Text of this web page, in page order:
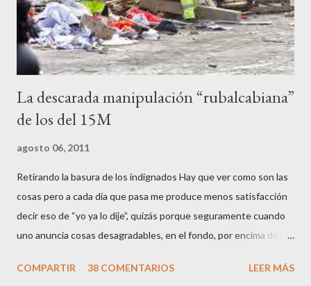
los que no fuman ni tabaco, n...
La descarada manipulación “rubalcabiana”
de los del 15M
agosto 06, 2011
Retirando la basura de los indignados Hay que ver como son las
cosas pero a cada día que pasa me produce menos satisfacción
decir eso de “yo ya lo dije”, quizás porque seguramente cuando
uno anuncia cosas desagradables, en el fondo, por encima de la
Pero francamente estos socialistas son tan transparentes en su
COMPARTIR 38 COMENTARIOS LEER MÁS